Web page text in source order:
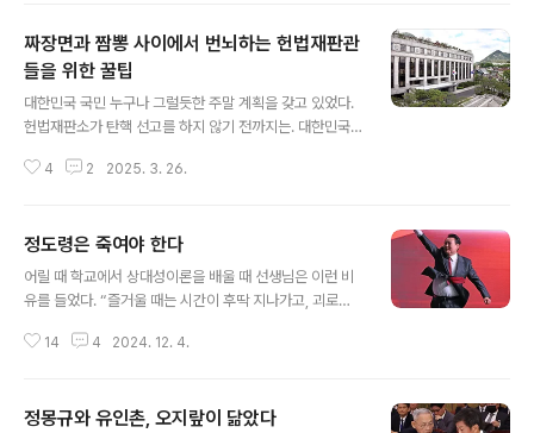
5·18 광주민주화운동 이후 ‘미국이 광주학살을 방조했다’
혹은 ‘미국이 쿠데타 주동세력의 배후’라는 비판이 거셌다.
그레그를 만난 시민대표들 역시 미국 책임론을 거론하면서
‘미국은 인공위성으로 한국의 일거수일투족을 감시하지 않
다. 1980년대 시대인식을 반영하는 대하소설 ‘태백산
짜장면과 짬뽕 사이에서 번뇌하는 헌법재판관
들을 위한 꿀팁
대한민국 국민 누구나 그럴듯한 주말 계획을 갖고 있었다.
헌법재판소가 탄핵 선고를 하지 않기 전까지는. 대한민국
르는지 이 분들은 오늘도 법이 목에 잘 넘어가는지 알 길이
짬뽕이든 짜장면이든 하나로 통일을 해야 한다며 서로 서
로 설득하고 있을수도 있겠다. 어떤 분은 탕수육도 시켜야
한다고 주장할 것이고 반대쪽에선 나라가 어려운데 그냥
누군가는 단무지 나눠 먹기로 했던 한 명이 없는 걸 아쉬워
4 2 2025. 3. 26.
정도령은 죽여야 한다
어릴 때 학교에서 상대성이론을 배울 때 선생님은 이런 비
유를 들었다. “즐거울 때는 시간이 후딱 지나가고, 괴로울
론을 설명하는 것인지는 잘 모르겠지만 한 가지는 확실하
대통령 선거까진 3년이나 더 기다려야 한다. 진짜 욕 나온
14 4 2024. 12. 4.
정몽규와 유인촌, 오지랖이 닮았다